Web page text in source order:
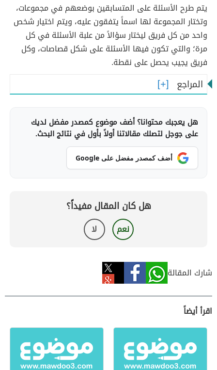
يتم طرح الأسئلة على المتسابقين بوضعهم في مجموعات،
وتختار المجموعة لها اسماً يتفقون عليه، ويتم اختيار شخص
واحد من كل فريق ليختار سؤالاً من علبة الأسئلة في كل
مرة؛ والتي تكون فيها الأسئلة على شكل قصاصات، وكل
فريق يجيب يحصل على نقطة.
المراجع
هل يعجبك محتوانا؟ أضف موضوع كمصدر مفضل لديك
على جوجل لتصلك مقالاتنا أولاً بأول في نتائج البحث.
أضف كمصدر مفضل على Google
هل كان المقال مفيداً؟
نعم لا
شارك المقالة
اقرأ أيضاً